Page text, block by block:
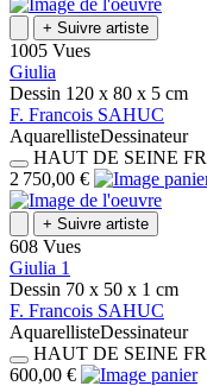
+ Suivre artiste
1005 Vues
Giulia
Dessin 120 x 80 x 5 cm
F. Francois SAHUC
AquarellisteDessinateur
HAUT DE SEINE
2 750,00 €
+ Suivre artiste
608 Vues
Giulia 1
Dessin 70 x 50 x 1 cm
F. Francois SAHUC
AquarellisteDessinateur
HAUT DE SEINE
600,00 €